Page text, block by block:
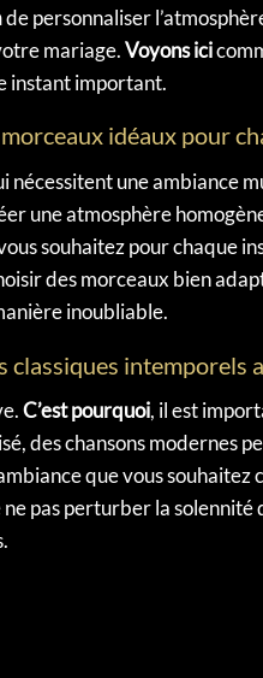
de personnaliser
mariage.Voyons ici
instant important.
idéaux pour
une ambiance
une atmosphère
souhaitez pour chaque
des morceaux bien
inoubliable.
classiques intemporels
C’est pourquoi, il est
des chansons modernes
que vous souhaitez
ne pas perturber la solennité